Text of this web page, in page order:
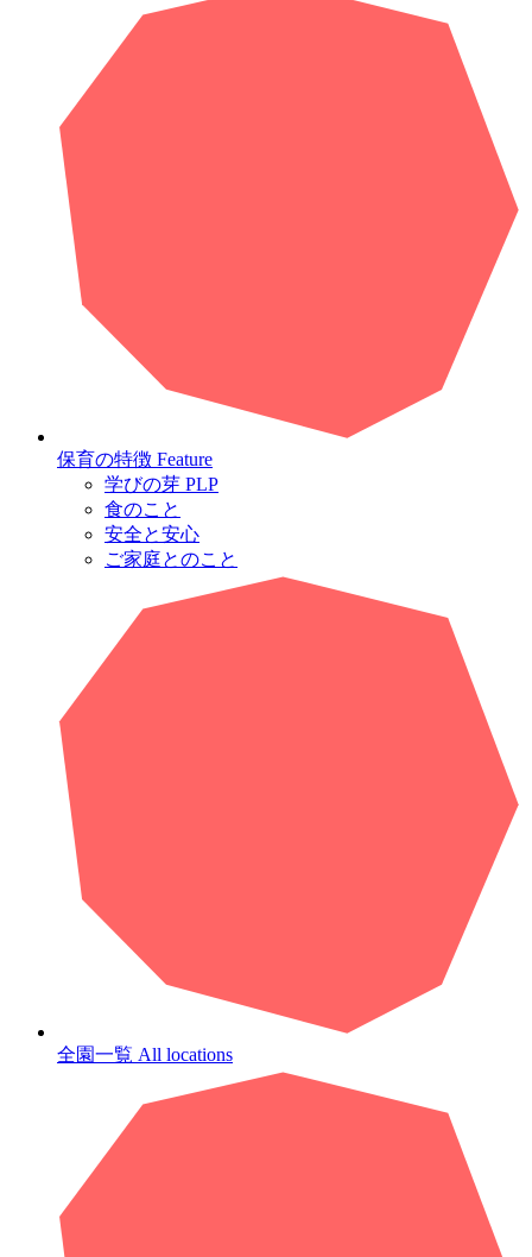
保育の特徴 Feature
学びの芽 PLP
食のこと
安全と安心
ご家庭とのこと
全園一覧 All locations